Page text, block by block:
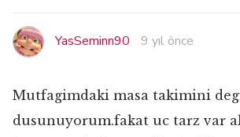
YasSeminn90 9 yıl önce
Mutfagimdaki masa takimini
dusunuyorum.fakat uc tarz var